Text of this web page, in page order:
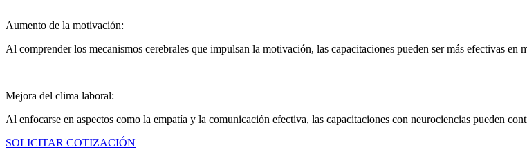
Aumento de la motivación:
Al comprender los mecanismos cerebrales que impulsan la motivación, las capacitaciones pueden ser más efectivas en
Mejora del clima laboral:
Al enfocarse en aspectos como la empatía y la comunicación efectiva, las capacitaciones con neurociencias pueden
SOLICITAR COTIZACIÓN